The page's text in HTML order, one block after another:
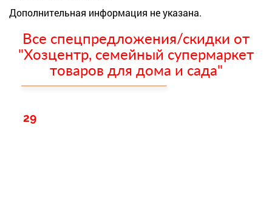
Дополнительная информация не указана.
Все спецпредложения/скидки от
"Хозцентр, семейный супермаркет
товаров для дома и сада"
29